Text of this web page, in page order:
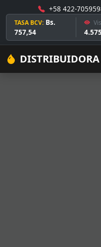
+58 422-
TASA BCV: Bs.
757,54
4.575